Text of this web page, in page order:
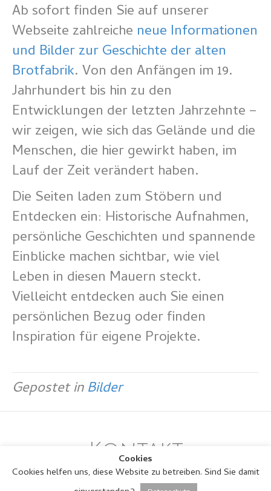
Ab sofort finden Sie auf unserer
Webseite zahlreiche neue Informationen
und Bilder zur Geschichte der alten
Brotfabrik. Von den Anfängen im 19.
Jahrhundert bis hin zu den
Entwicklungen der letzten Jahrzehnte –
wir zeigen, wie sich das Gelände und die
Menschen, die hier gewirkt haben, im
Lauf der Zeit verändert haben.
Die Seiten laden zum Stöbern und
Entdecken ein: Historische Aufnahmen,
persönliche Geschichten und spannende
Einblicke machen sichtbar, wie viel
Leben in diesen Mauern steckt.
Vielleicht entdecken auch Sie einen
persönlichen Bezug oder finden
Inspiration für eigene Projekte.
Gepostet inBilder
Kontakt
Ingrid Beckmann
Ückendorfer Str. 18 im Hof
Cookies
Cookies helfen uns, diese Website zu betreiben. Sind Sie damit